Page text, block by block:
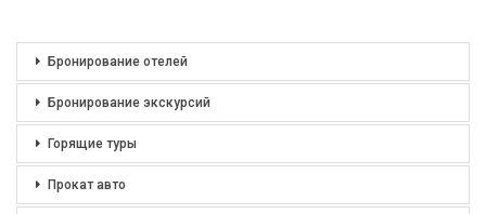
Бронирование отелей
Бронирование экскурсий
Горящие туры
Прокат авто